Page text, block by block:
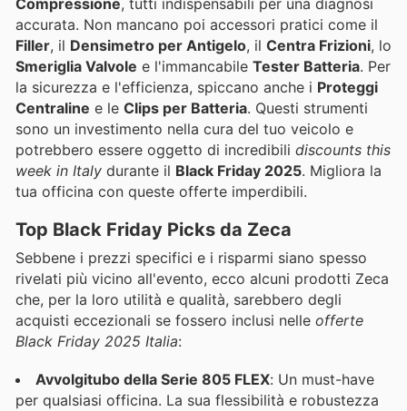
Compressione, tutti indispensabili per una diagnosi
accurata. Non mancano poi accessori pratici come il
Filler, il Densimetro per Antigelo, il Centra Frizioni, lo
Smeriglia Valvole e l'immancabile Tester Batteria. Per
la sicurezza e l'efficienza, spiccano anche i Proteggi
Centraline e le Clips per Batteria. Questi strumenti
sono un investimento nella cura del tuo veicolo e
potrebbero essere oggetto di incredibili discounts this
week in Italy durante il Black Friday 2025. Migliora la
tua officina con queste offerte imperdibili.
Top Black Friday Picks da Zeca
Sebbene i prezzi specifici e i risparmi siano spesso
rivelati più vicino all'evento, ecco alcuni prodotti Zeca
che, per la loro utilità e qualità, sarebbero degli
acquisti eccezionali se fossero inclusi nelle offerte
Black Friday 2025 Italia:
Avvolgitubo della Serie 805 FLEX: Un must-have
per qualsiasi officina. La sua flessibilità e robustezza